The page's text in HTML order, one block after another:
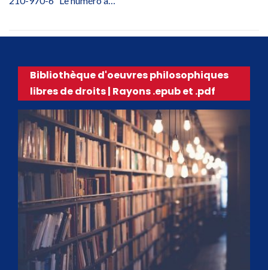
Bibliothèque d'oeuvres philosophiques
libres de droits | Rayons .epub et .pdf